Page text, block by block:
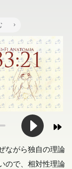
ながら独自の理論
ので、相対性理論